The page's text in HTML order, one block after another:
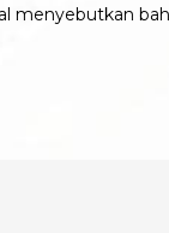
menyebutkan